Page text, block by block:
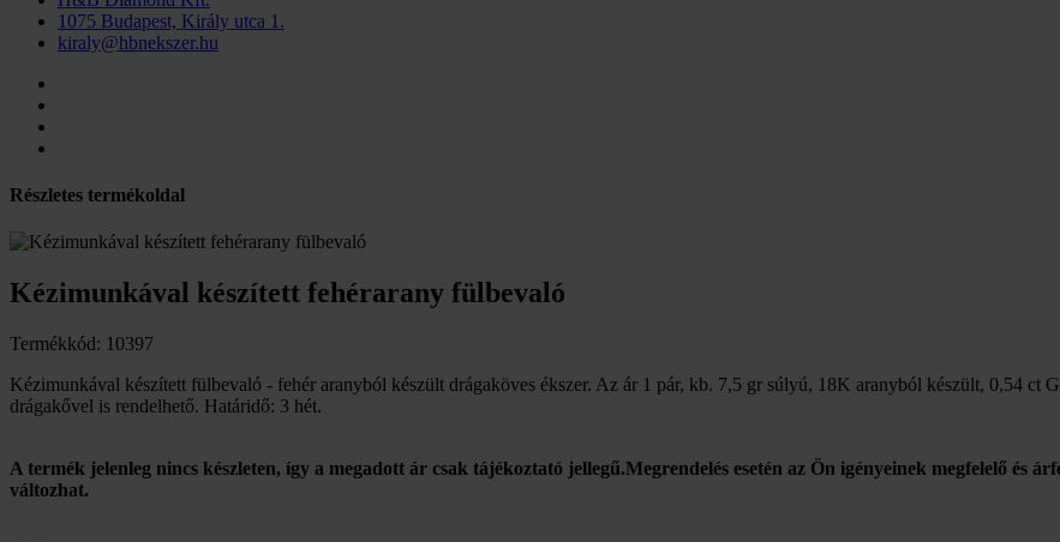
1075 Budapest, Király utca 1.
kiraly@hbnekszer.hu
Részletes termékoldal
Kézimunkával készített fehérarany fülbevaló
Termékkód: 10397
Kézimunkával készített fülbevaló - fehér aranyból készült drágaköves ékszer. Az ár 1 pár, kb. 7,5 gr súlyú, 18K aranyból készült, 0,54 ct
drágakővel is rendelhető. Határidő: 3 hét.
A termék jelenleg nincs készleten, így a megadott ár csak tájékoztató jellegű.Megrendelés esetén az Ön igényeinek megfelelő és
változhat.